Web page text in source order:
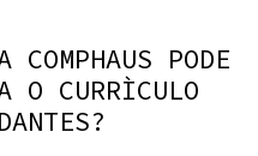
COMPHAUS PODE
O CURRÌCULO